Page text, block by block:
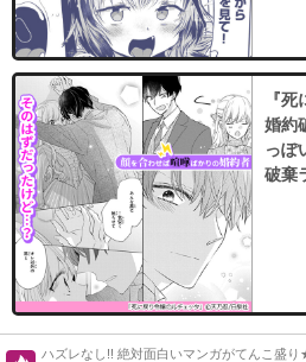
『
婚約
っぽ
破棄
ハズレなし!! 絶対面白いマンガがてんこ盛